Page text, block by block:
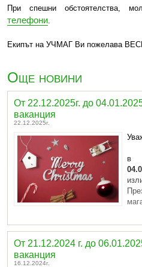
При спешни обстоятелства,
телефони
Екипът на УЧМАГ Ви пожелава
Още новини
От 22.12.2025г. до
ваканция
22.12.2025г.
в
От 21.12.2024 г. до
ваканция
16.12.2024г.